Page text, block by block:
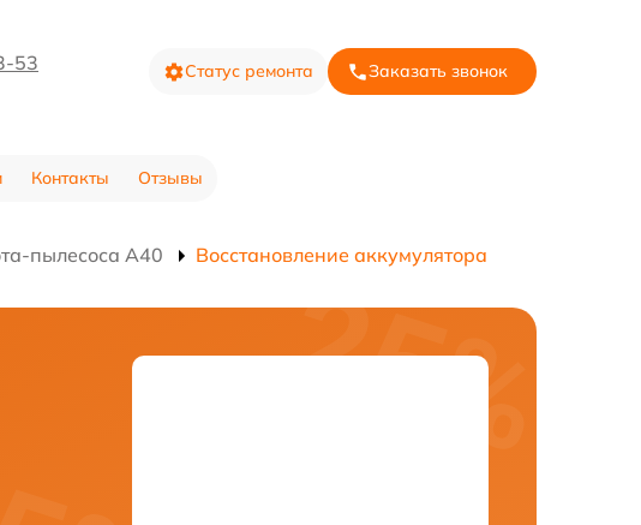
53 Статус ремонта Заказать звонок
Контакты Отзывы
пылесоса A40 Восстановление аккумулятора